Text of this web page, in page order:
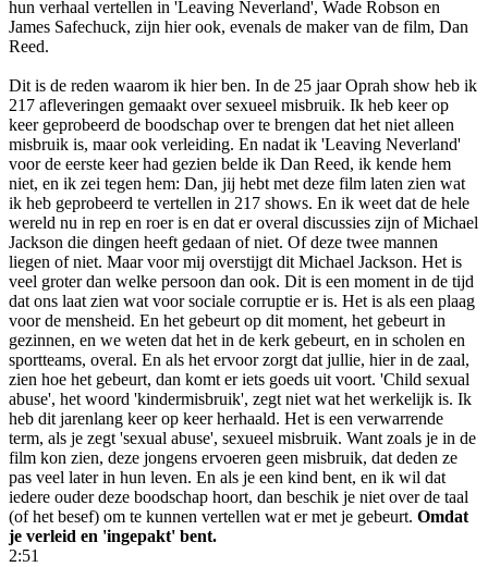
hun verhaal vertellen in 'Leaving Neverland', Wade Robson en
James Safechuck, zijn hier ook, evenals de maker van de film, Dan
Reed.
Dit is de reden waarom ik hier ben. In de 25 jaar Oprah show heb ik
217 afleveringen gemaakt over sexueel misbruik. Ik heb keer op
keer geprobeerd de boodschap over te brengen dat het niet alleen
misbruik is, maar ook verleiding. En nadat ik 'Leaving Neverland'
voor de eerste keer had gezien belde ik Dan Reed, ik kende hem
niet, en ik zei tegen hem: Dan, jij hebt met deze film laten zien wat
ik heb geprobeerd te vertellen in 217 shows. En ik weet dat de hele
wereld nu in rep en roer is en dat er overal discussies zijn of Michael
Jackson die dingen heeft gedaan of niet. Of deze twee mannen
liegen of niet. Maar voor mij overstijgt dit Michael Jackson. Het is
veel groter dan welke persoon dan ook. Dit is een moment in de tijd
dat ons laat zien wat voor sociale corruptie er is. Het is als een plaag
voor de mensheid. En het gebeurt op dit moment, het gebeurt in
gezinnen, en we weten dat het in de kerk gebeurt, en in scholen en
sportteams, overal. En als het ervoor zorgt dat jullie, hier in de zaal,
zien hoe het gebeurt, dan komt er iets goeds uit voort. 'Child sexual
abuse', het woord 'kindermisbruik', zegt niet wat het werkelijk is. Ik
heb dit jarenlang keer op keer herhaald. Het is een verwarrende
term, als je zegt 'sexual abuse', sexueel misbruik. Want zoals je in de
film kon zien, deze jongens ervoeren geen misbruik, dat deden ze
pas veel later in hun leven. En als je een kind bent, en ik wil dat
iedere ouder deze boodschap hoort, dan beschik je niet over de taal
(of het besef) om te kunnen vertellen wat er met je gebeurt. Omdat
je verleid en 'ingepakt' bent.
2:51